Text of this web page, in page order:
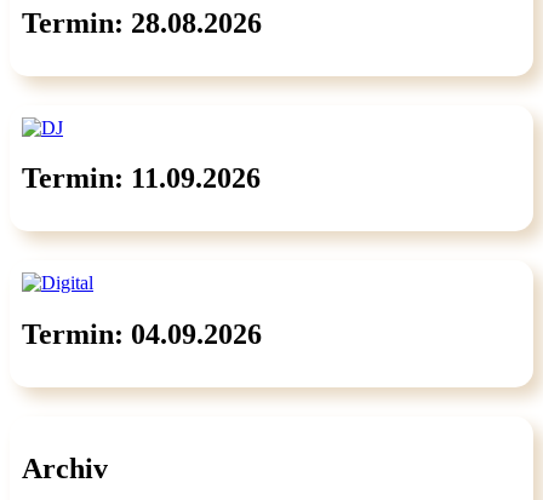
Termin: 28.08.2026
Termin: 11.09.2026
Termin: 04.09.2026
Archiv